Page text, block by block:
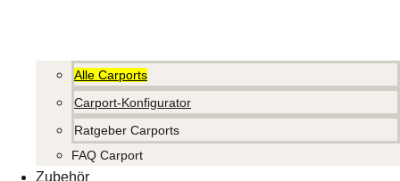
Alle Carports
Carport-Konfigurator
Ratgeber Carports
FAQ Carport
Zubehör